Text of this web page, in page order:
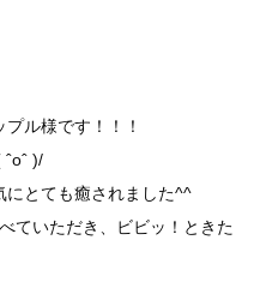
ル様です！！！
)/
にとても癒されました^^
ていただき、ビビッ！ときた